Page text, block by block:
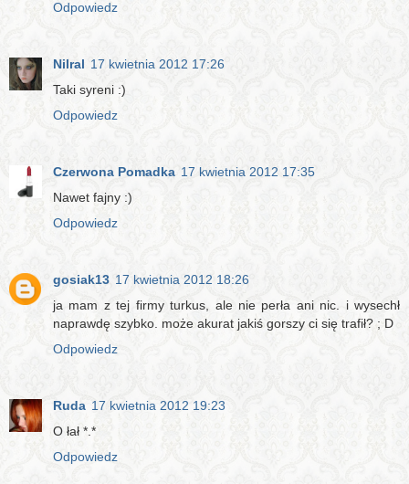
Odpowiedz
Nilral 17 kwietnia 2012 17:26
Taki syreni :)
Odpowiedz
Czerwona Pomadka 17 kwietnia 2012 17:35
Nawet fajny :)
Odpowiedz
gosiak13 17 kwietnia 2012 18:26
ja mam z tej firmy turkus, ale nie perła ani nic. i wysechł
naprawdę szybko. może akurat jakiś gorszy ci się trafił? ; D
Odpowiedz
Ruda 17 kwietnia 2012 19:23
O łał *.*
Odpowiedz